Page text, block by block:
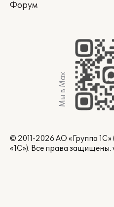
Форум
Мы в Max
© 2011-2026 АО «Группа
«1С»). Все права защищены.